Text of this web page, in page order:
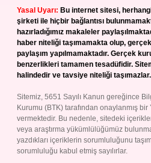
Yasal Uyarı: Bu internet sitesi,
şirketi ile hiçbir bağlantısı
hazırladığımız makaleler
haber niteliği taşımamakta olup,
paylaşım yapılmamaktadır. Gerçek
benzerlikleri tamamen tesadüfidir.
halindedir ve tavsiye niteliği taşımazlar.
Sitemiz, 5651 Sayılı Kanun gereğince
Kurumu (BTK) tarafından onaylanmış bir
vermektedir. Bu nedenle, sitedeki
veya araştırma yükümlülüğümüz
yazdıkları içeriklerin sorumluluğunu
sorumluluğu kabul etmiş sayılırlar.